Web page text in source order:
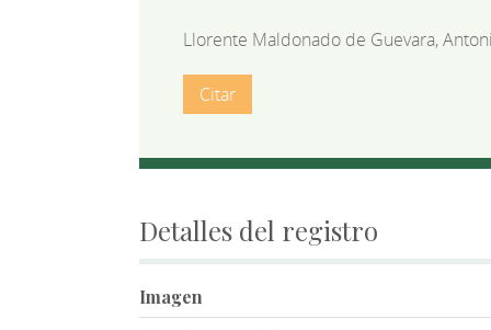
Llorente Maldonado de Guevara,
Citar
Detalles del registro
Imagen